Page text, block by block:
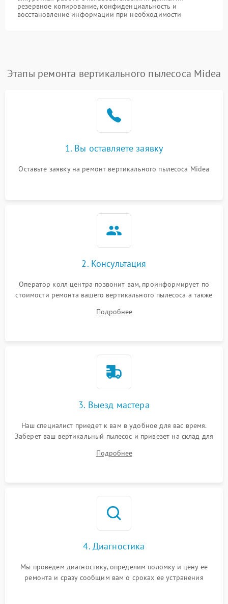
резервное копирование, конфиденциальность и
восстановление информации при необходимости
Этапы ремонта вертикального пылесоса Midea
1. Вы оставляете заявку
Оставьте заявку на ремонт вертикального пылесоса Midea
2. Консультация
Оператор колл центра позвонит вам, проинформирует по
стоимости ремонта вашего вертикального пылесоса а также
Подробнее
3. Выезд мастера
Наш специалист приедет к вам в удобное для вас время.
Заберет ваш вертикальный пылесос и привезет на склад для
Подробнее
4. Диагностика
Мы проведем диагностику, определим поломку и цену ее
ремонта и сразу сообщим вам о сроках ее устранения